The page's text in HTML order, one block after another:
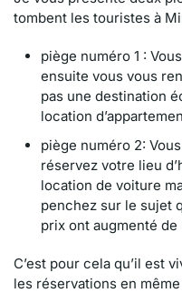
tombent les touristes à
piège numéro 1 :
ensuite vous vous
pas une destination
location
piège numéro 2:
réservez votre lieu
location de voiture
penchez sur le sujet
prix ont augmenté de
C’est pour cela qu’il est
les réservations en